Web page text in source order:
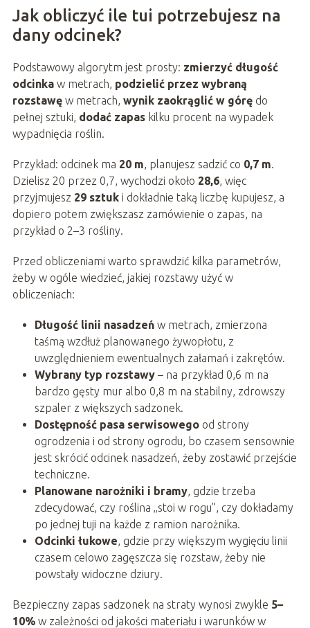
Jak obliczyć ile tui potrzebujesz na
dany odcinek?
Podstawowy algorytm jest prosty: zmierzyć długość
odcinkaw metrach, podzielić przez wybraną
rozstawęw metrach, wynik zaokrąglić w górędo
pełnej sztuki, dodać zapaskilku procent na wypadek
wypadnięcia roślin.
Przykład: odcinek ma 20 m , planujesz sadzić co 0,7 m
Dzielisz 20 przez 0,7, wychodzi około 28,6, więc
przyjmujesz 29 sztuki dokładnie taką liczbę kupujesz, a
dopiero potem zwiększasz zamówienie o zapas, na
przykład o 2–3 rośliny.
Przed obliczeniami warto sprawdzić kilka parametrów,
żeby w ogóle wiedzieć, jakiej rozstawy użyć w
obliczeniach:
Długość linii nasadzeńw metrach, zmierzona
taśmą wzdłuż planowanego żywopłotu, z
uwzględnieniem ewentualnych załamań i zakrętów.
Wybrany typ rozstawy– na przykład 0,6 m na
bardzo gęsty mur albo 0,8 m na stabilny, zdrowszy
szpaler z większych sadzonek.
Dostępność pasa serwisowegood strony
ogrodzenia i od strony ogrodu, bo czasem sensownie
jest skrócić odcinek nasadzeń, żeby zostawić przejście
techniczne.
Planowane narożniki i bramy, gdzie trzeba
zdecydować, czy roślina „stoi w rogu”, czy dokładamy
po jednej tuji na każde z ramion narożnika.
Odcinki łukowe , gdzie przy większym wygięciu linii
czasem celowo zagęszcza się rozstaw, żeby nie
powstały widoczne dziury.
Bezpieczny zapas sadzonek na straty wynosi zwykle 5–
10%w zależności od jakości materiału i warunków w